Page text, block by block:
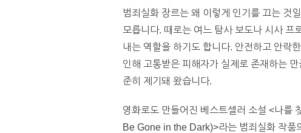
범죄실화 장르는 왜 이렇게 인기를 끄는 것
모릅니다. 때로는 여느 탐사 보도나 시사 프
내는 역할을 하기도 합니다. 안전하고 안락
인해 고통받은 피해자가 실제로 존재하는
준히 제기돼 왔습니다.
영화로도 만들어진 베스트셀러 소설 <나를
Be Gone in the Dark)>라는 범죄실화 작품